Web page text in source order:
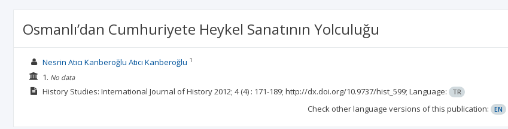
Osmanlı’dan Cumhuriyete Heykel Sanatının Yolculuğu
Nesrin Atıcı Kanberoğlu Atıcı Kanberoğlu 1
1. No data
History Studies: International Journal of History2012; 4(4) : 171-189; http://dx.doi.org/10.9737/hist_599; Language: TR
Check other language versions of this publication: EN